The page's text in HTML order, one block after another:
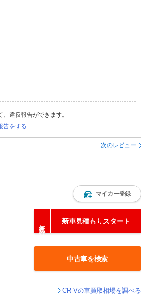
違反報告ができます。
告をする
次のレビュー
マイカー登録
新車見積もりスタート
中古車を検索
CR-Vの車買取相場を調べる